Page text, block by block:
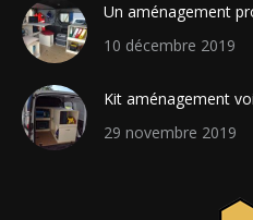
Un aménagement
10 décembre 2019
Kit aménagement
29 novembre 2019